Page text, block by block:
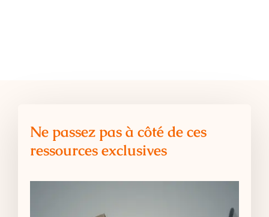
Ne passez pas à côté de ces
ressources exclusives